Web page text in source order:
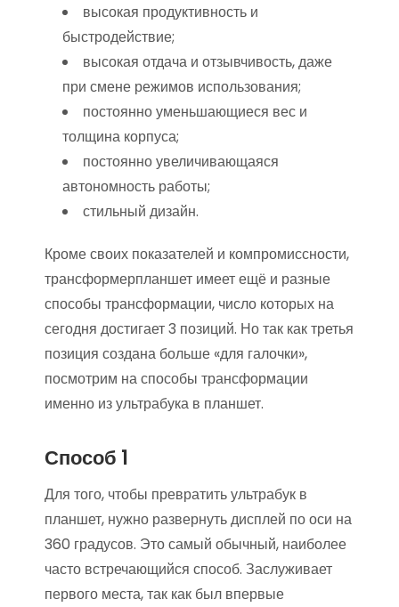
высокая продуктивность и
быстродействие;
высокая отдача и отзывчивость, даже
при смене режимов использования;
постоянно уменьшающиеся вес и
толщина корпуса;
постоянно увеличивающаяся
автономность работы;
стильный дизайн.
Кроме своих показателей и компромиссности,
трансформерпланшет имеет ещё и разные
способы трансформации, число которых на
сегодня достигает 3 позиций. Но так как третья
позиция создана больше «для галочки»,
посмотрим на способы трансформации
именно из ультрабука в планшет.
Способ 1
Для того, чтобы превратить ультрабук в
планшет, нужно развернуть дисплей по оси на
360 градусов. Это самый обычный, наиболее
часто встречающийся способ. Заслуживает
первого места, так как был впервые